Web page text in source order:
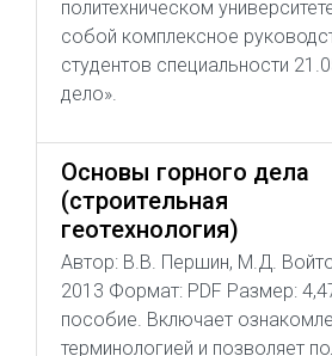
политехническом
собой комплексное
студентов специальности
дело».
Основы горного дела
(строительная
геотехнология)
Автор: В.В. Першин, М.Д.
2013 Формат: PDF Размер:
пособие. Включает
терминологией и позволяет